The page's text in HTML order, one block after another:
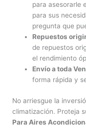
para asesorarle
para sus
pregunta que
Repuestos
de repuestos
el rendimiento
Envío a toda
forma rápida y
No arriesgue la
climatización. Proteja
Para Aires